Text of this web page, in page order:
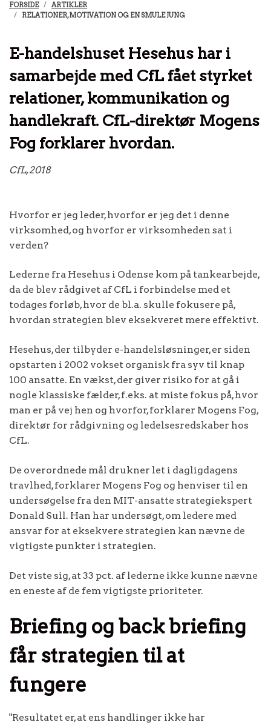
FORSIDE
ARTIKLER
RELATIONER, MOTIVATION OG EN SMULE JUNG
E-handelshuset Hesehus har i
samarbejde med CfL fået styrket
relationer, kommunikation og
handlekraft. CfL-direktør Mogens
Fog forklarer hvordan.
CfL, 2018
Hvorfor er jeg leder, hvorfor er jeg det i denne
virksomhed, og hvorfor er virksomheden sat i
verden?
Lederne fra Hesehus i Odense kom på tankearbejde,
da de blev rådgivet af CfL i forbindelse med et
todages forløb, hvor de bl.a. skulle fokusere på,
hvordan strategien blev eksekveret mere effektivt.
Hesehus, der tilbyder e-handelsløsninger, er siden
opstarten i 2002 vokset organisk fra syv til knap
100 ansatte. En vækst, der giver risiko for at gå i
nogle klassiske fælder, f.eks. at miste fokus på, hvor
man er på vej hen og hvorfor, forklarer Mogens Fog,
direktør for rådgivning og ledelsesredskaber hos
CfL.
De overordnede mål drukner let i dagligdagens
travlhed, forklarer Mogens Fog og henviser til en
undersøgelse fra den MIT-ansatte strategiekspert
Donald Sull. Han har undersøgt, om ledere med
ansvar for at eksekvere strategien kan nævne de
vigtigste punkter i strategien.
Det viste sig, at 33 pct. af lederne ikke kunne nævne
en eneste af de fem vigtigste prioriteter.
Briefing og back briefing
får strategien til at
fungere
"Resultatet er, at ens handlinger ikke har